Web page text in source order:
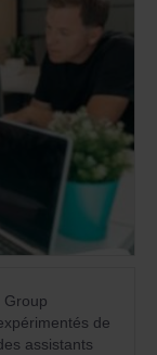
Group
de
assistants